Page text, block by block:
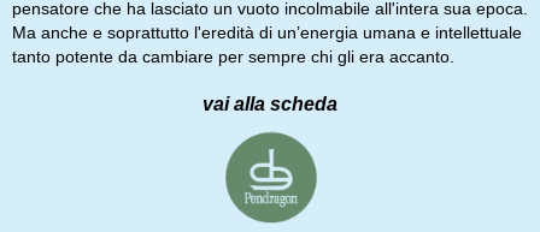
pensatore che ha lasciato un vuoto incolmabile all'intera sua epoca.
Ma anche e soprattutto l'eredità di un’energia umana e intellettuale
tanto potente da cambiare per sempre chi gli era accanto.
vai alla scheda